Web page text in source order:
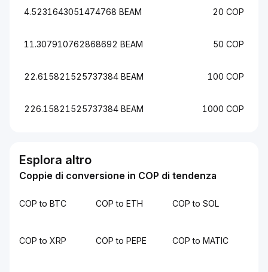
4.5231643051474768 BEAM 20 COP
11.307910762868692 BEAM 50 COP
22.615821525737384 BEAM 100 COP
226.15821525737384 BEAM 1000 COP
Esplora altro
Coppie di conversione in COP di tendenza
COP to BTC COP to ETH COP to SOL
COP to XRP COP to PEPE COP to MATIC